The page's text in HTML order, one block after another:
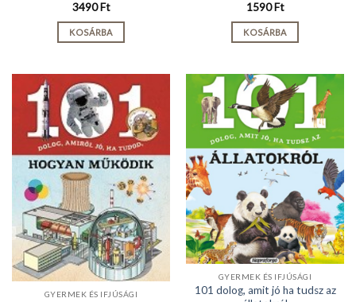
3490Ft
KOSÁRBA
1590Ft
KOSÁRBA
GYERMEK ÉS IFJÚSÁGI
GYERMEK ÉS IFJÚSÁGI
101 dolog, amit jó ha tudsz az